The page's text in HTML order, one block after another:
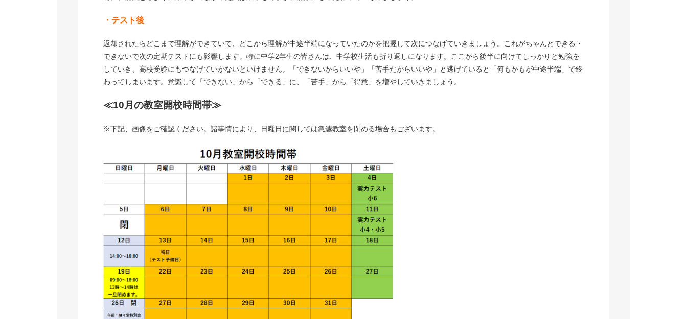
・テスト後
返却されたらどこまで理解ができていて、どこから理解が中途半端になっていたのかを把握して次につなげていきましょう。これがちゃんとできる・
できないで次の定期テストにも影響します。特に中学2年生の皆さんは、中学校生活も折り返しになります。ここから後半に向けてしっかりと勉強を
していき、高校受験にもつなげていかないといけません。「できないからいいや」「苦手だからいいや」と逃げていると「何もかもが中途半端」で終
わってしまいます。意識して「できない」から「できる」に、「苦手」から「得意」を増やしていきましょう。
≪10月の教室開校時間帯≫
※下記、画像をご確認ください。諸事情により、日曜日に関しては急遽教室を閉める場合もございます。